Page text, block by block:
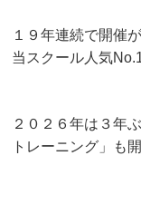
１９年連続で開催
当スクール人気
２０２６年は３年
トレーニング」も